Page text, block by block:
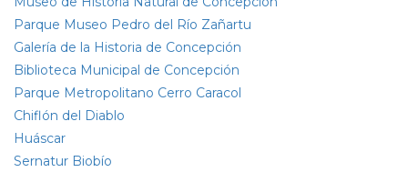
Parque Museo Pedro del Río Zañartu
Galería de la Historia de Concepción
Biblioteca Municipal de Concepción
Parque Metropolitano Cerro Caracol
Chiflón del Diablo
Huáscar
Sernatur Biobío